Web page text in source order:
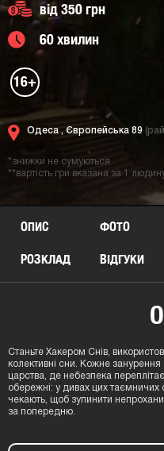
від 350 грн
60 хвилин
16+
Одеса , Європейська 89
*знижки не сумуються
**вартість гри вказана за 1
ОПИС ФОТО
РОЗКЛАД ВІДГУКИ
Станьте Хакером Снів,
колективні сни. Кожне
царства, де небезпека
обережні: у дивах цих таємничих
чекають, щоб зупинити
за попередню.